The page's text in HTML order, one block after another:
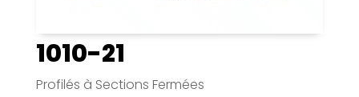
1010-21
Profilés à Sections Fermées